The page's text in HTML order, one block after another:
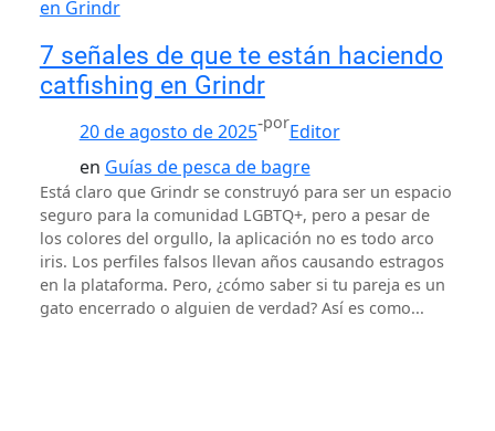
7 señales de que te están haciendo
catfishing en Grindr
20 de agosto de 2025-porEditor
en Guías de pesca de bagre
Está claro que Grindr se construyó para ser un espacio
seguro para la comunidad LGBTQ+, pero a pesar de
los colores del orgullo, la aplicación no es todo arco
iris. Los perfiles falsos llevan años causando estragos
en la plataforma. Pero, ¿cómo saber si tu pareja es un
gato encerrado o alguien de verdad? Así es como...